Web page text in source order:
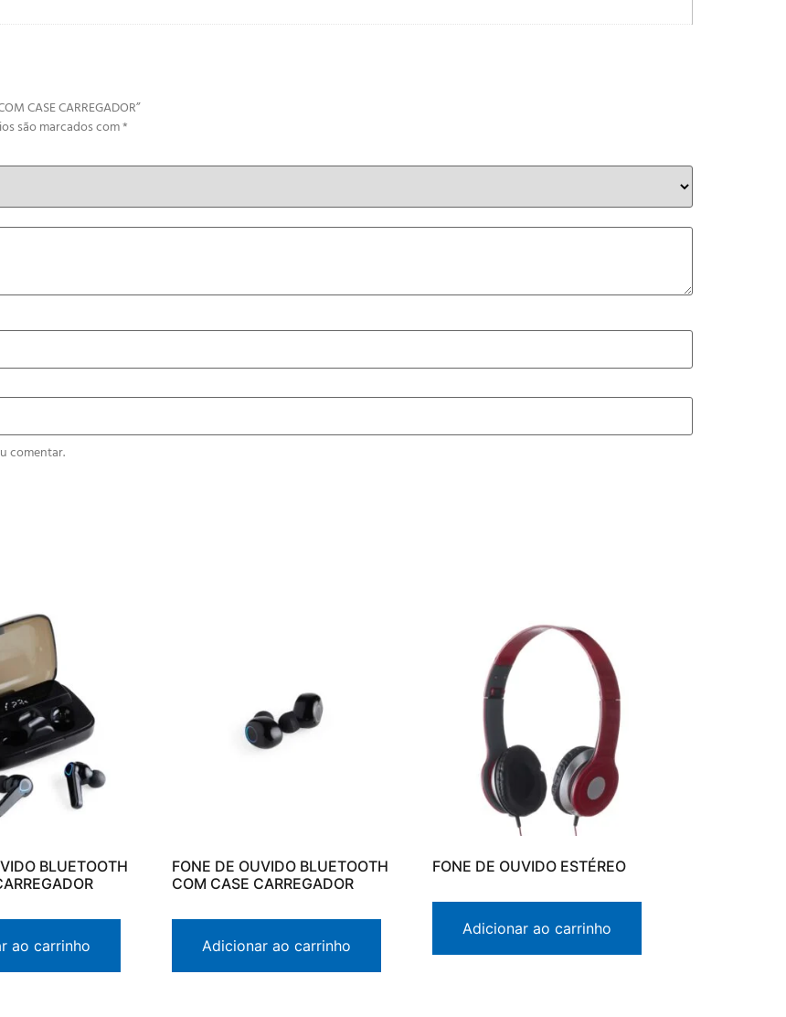
CASE CARREGADOR”
são marcados com*
comentar.
BLUETOOTH
ao carrinho
FONE DE OUVIDO BLUETOOTH
COM CASE CARREGADOR
Adicionar ao carrinho
FONE DE OUVIDO ESTÉREO
Adicionar ao carrinho